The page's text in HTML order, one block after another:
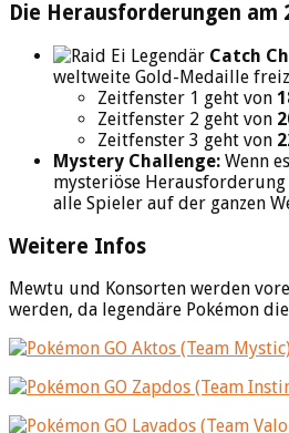
Die Herausforderungen am
Catch
weltweite Gold-Medaille
Zeitfenster 1 geht von
Zeitfenster 2 geht von
Zeitfenster 3 geht von
Mystery Challenge: Wenn
mysteriöse
alle Spieler auf der ganzen
Weitere Infos
Mewtu und Konsorten werden
werden, da legendäre Pokémon